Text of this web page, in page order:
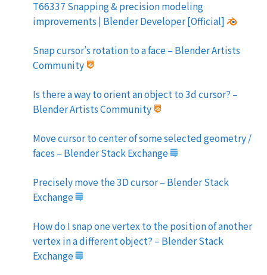
T66337 Snapping & precision modeling
improvements | Blender Developer [Official]
Snap cursor’s rotation to a face – Blender Artists
Community
Is there a way to orient an object to 3d cursor? –
Blender Artists Community
Move cursor to center of some selected geometry /
faces – Blender Stack Exchange
Precisely move the 3D cursor – Blender Stack
Exchange
How do I snap one vertex to the position of another
vertex in a different object? – Blender Stack
Exchange